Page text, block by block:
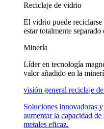
Reciclaje de vidrio
El vidrio puede
estar totalmente
Minería
Líder en tecnología
valor añadido en la
visión general reciclaje
Soluciones innovadoras
aumentar la capacidad
metales eficaz.